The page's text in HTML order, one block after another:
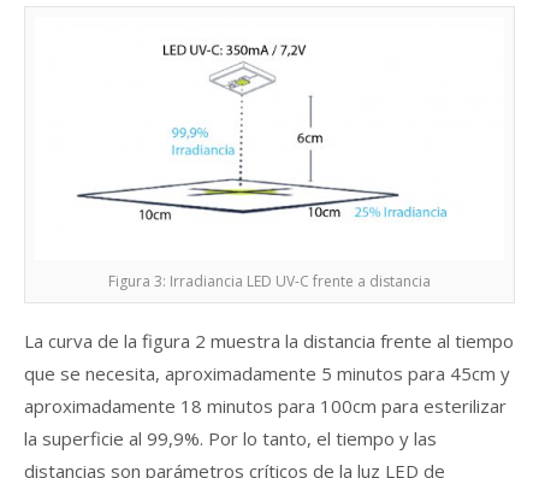
Figura 3: Irradiancia LED UV-C frente a distancia
La curva de la figura 2 muestra la distancia frente al tiempo
que se necesita, aproximadamente 5 minutos para 45cm y
aproximadamente 18 minutos para 100cm para esterilizar
la superficie al 99,9%. Por lo tanto, el tiempo y las
distancias son parámetros críticos de la luz LED de